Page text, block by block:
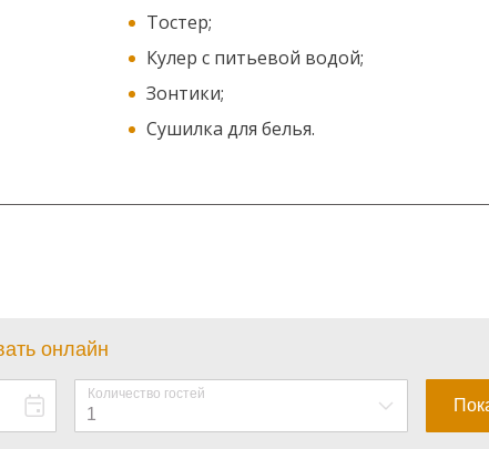
Тостер;
Кулер с питьевой водой;
Зонтики;
Сушилка для белья.